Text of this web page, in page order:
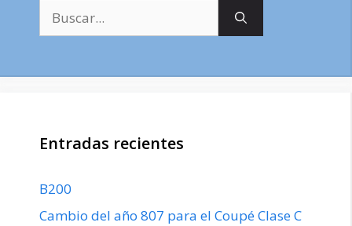
Entradas recientes
B200
Cambio del año 807 para el Coupé Clase C